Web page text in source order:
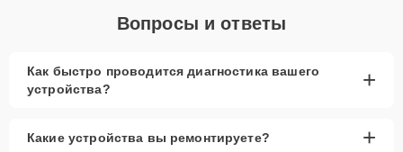
Вопросы и ответы
Как быстро проводится диагностика вашего
устройства?
+
Какие устройства вы ремонтируете? +